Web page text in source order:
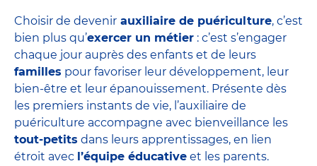
Choisir de devenir auxiliaire de puériculture, c’est
bien plus qu’exercer un métier : c’est s’engager
chaque jour auprès des enfants et de leurs
familles pour favoriser leur développement, leur
bien-être et leur épanouissement. Présente dès
les premiers instants de vie, l’auxiliaire de
puériculture accompagne avec bienveillance les
tout-petits dans leurs apprentissages, en lien
étroit avec l’équipe éducative et les parents.